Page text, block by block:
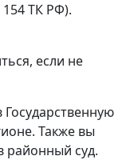
ТК РФ).
если не
Также вы
районный суд.